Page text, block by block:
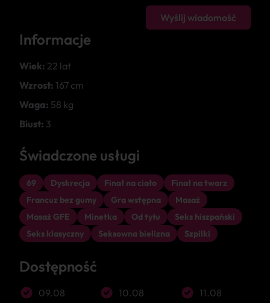
Wyślij wiadomość
Informacje
Wiek: 22 lat
Wzrost: 167 cm
Waga: 58 kg
Biust: 3
Świadczone usługi
69 Dyskrecja Finał na ciało
Finał na twarz
Francuz bez gumy
Gra wstępna
Masaż
Masaż GFE
Minetka Od tyłu
Seks hiszpański
Seks klasyczny
Seksowna bielizna Szpilki
Dostępność
09.08 10.08
11.08